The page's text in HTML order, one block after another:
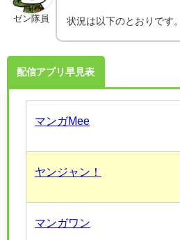
ゼン隊員 状況は以下のとおりです。
配信アプリ早見表
マンガMee
ヤンジャン！
マンガワン